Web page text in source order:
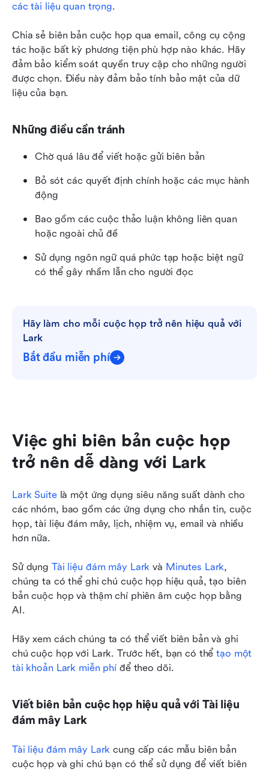
các tài liệu quan trọng.
Chia sẻ biên bản cuộc họp qua email, công cụ cộng
tác hoặc bất kỳ phương tiện phù hợp nào khác. Hãy
đảm bảo kiểm soát quyền truy cập cho những người
được chọn. Điều này đảm bảo tính bảo mật của dữ
liệu của bạn.
Những điều cần tránh
Chờ quá lâu để viết hoặc gửi biên bản
Bỏ sót các quyết định chính hoặc các mục hành
động
Bao gồm các cuộc thảo luận không liên quan
hoặc ngoài chủ đề
Sử dụng ngôn ngữ quá phức tạp hoặc biệt ngữ
có thể gây nhầm lẫn cho người đọc
Hãy làm cho mỗi cuộc họp trở nên hiệu quả với
Lark
Bắt đầu miễn phí
Việc ghi biên bản cuộc họp
trở nên dễ dàng với Lark
Lark Suite là một ứng dụng siêu năng suất dành cho
các nhóm, bao gồm các ứng dụng cho nhắn tin, cuộc
họp, tài liệu đám mây, lịch, nhiệm vụ, email và nhiều
hơn nữa.
Sử dụng Tài liệu đám mây Lark và Minutes Lark,
chúng ta có thể ghi chú cuộc họp hiệu quả, tạo biên
bản cuộc họp và thậm chí phiên âm cuộc họp bằng
AI.
Hãy xem cách chúng ta có thể viết biên bản và ghi
chú cuộc họp với Lark. Trước hết, bạn có thể tạo một
tài khoản Lark miễn phí để theo dõi.
Viết biên bản cuộc họp hiệu quả với Tài liệu
đám mây Lark
Tài liệu đám mây Lark cung cấp các mẫu biên bản
cuộc họp và ghi chú bạn có thể sử dụng để viết biên